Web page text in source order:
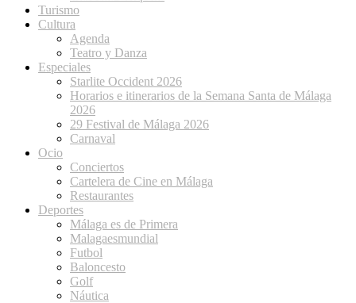
Turismo
Cultura
Agenda
Teatro y Danza
Especiales
Starlite Occident 2026
Horarios e itinerarios de la Semana Santa de Málaga
2026
29 Festival de Málaga 2026
Carnaval
Ocio
Conciertos
Cartelera de Cine en Málaga
Restaurantes
Deportes
Málaga es de Primera
Malagaesmundial
Futbol
Baloncesto
Golf
Náutica